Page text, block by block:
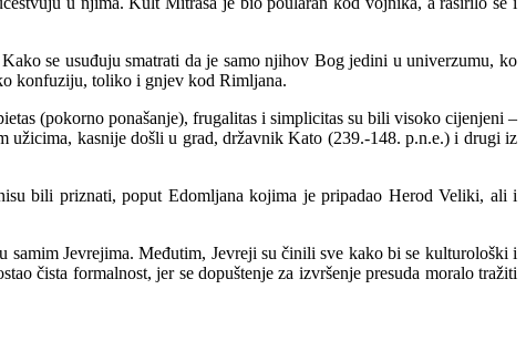
se usuđuju smatrati da je samo njihov Bog jedini u univerzumu, ko
konfuziju, toliko i gnjev kod Rimljana.
(pokorno ponašanje), frugalitas i simplicitas su bili visoko cijenjeni –
užicima, kasnije došli u grad, državnik Kato (239.-148. p.n.e.) i drugi iz
bili priznati, poput Edomljana kojima je pripadao Herod Veliki, ali i
Jevrejima. Međutim, Jevreji su činili sve kako bi se kulturološki i
čista formalnost, jer se dopuštenje za izvršenje presuda moralo tražiti